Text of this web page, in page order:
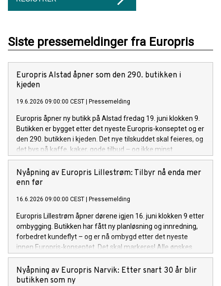
Siste pressemeldinger fra Europris
Europris Alstad åpner som den 290. butikken i
kjeden
19.6.2026 09:00:00 CEST Pressemelding
Europris åpner ny butikk på Alstad fredag 19. juni klokken 9.
Butikken er bygget etter det nyeste Europris-konseptet og er
den 290. butikken i kjeden. Det nye tilskuddet skal feieres, og
det bys på kaffe, kaker, gode tilbud – og ikke minst
goodiebags til de hundre første betalende kundene på
åpningsdagen.
Nyåpning av Europris Lillestrøm: Tilbyr nå enda mer
enn før
16.6.2026 09:00:00 CEST Pressemelding
Europris Lillestrøm åpner dørene igjen 16. juni klokken 9 etter
ombygging. Butikken har fått ny planløsning og innredning,
forbedret kundeflyt – og er nå ombygd etter det nyeste
innen Europris-konseptet. Det skal markeres! Alle ønskes
velkommen til å bli med og feire. Det bys på kaffe, kaker,
gode tilbud – og ikke minst goodiebags til de 100 første
betalende kundene.
Nyåpning av Europris Narvik: Etter snart 30 år blir
butikken som ny